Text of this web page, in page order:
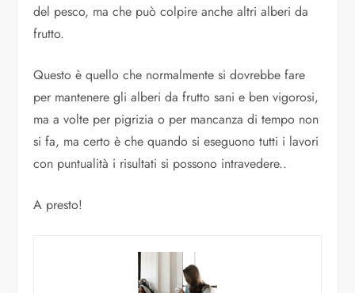
del pesco, ma che può colpire anche altri alberi da
frutto.
Questo è quello che normalmente si dovrebbe fare
per mantenere gli alberi da frutto sani e ben vigorosi,
ma a volte per pigrizia o per mancanza di tempo non
si fa, ma certo è che quando si eseguono tutti i lavori
con puntualità i risultati si possono intravedere..
A presto!